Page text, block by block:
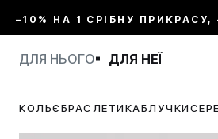
–10% НА 1 СРІБНУ
ДЛЯ НЬОГО ДЛЯ НЕЇ
КОЛЬЄБРАСЛЕТИКАБЛУЧКИ